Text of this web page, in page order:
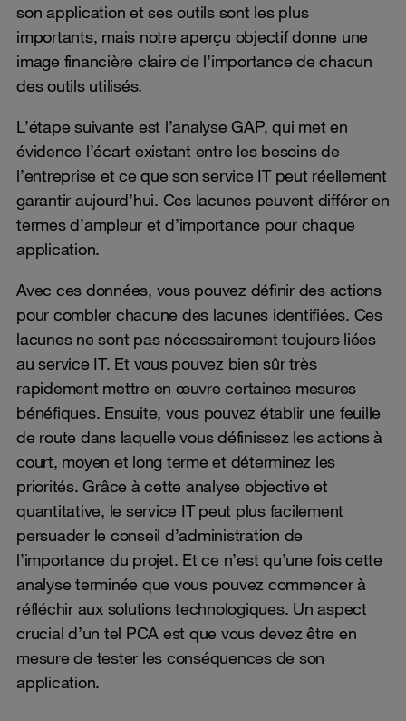
son application et ses outils sont les plus
importants, mais notre aperçu objectif donne une
image financière claire de l’importance de chacun
des outils utilisés.
L’étape suivante est l’analyse GAP, qui met en
évidence l’écart existant entre les besoins de
l’entreprise et ce que son service IT peut réellement
garantir aujourd’hui. Ces lacunes peuvent différer en
termes d’ampleur et d’importance pour chaque
application.
Avec ces données, vous pouvez définir des actions
pour combler chacune des lacunes identifiées. Ces
lacunes ne sont pas nécessairement toujours liées
au service IT. Et vous pouvez bien sûr très
rapidement mettre en œuvre certaines mesures
bénéfiques. Ensuite, vous pouvez établir une feuille
de route dans laquelle vous définissez les actions à
court, moyen et long terme et déterminez les
priorités. Grâce à cette analyse objective et
quantitative, le service IT peut plus facilement
persuader le conseil d’administration de
l’importance du projet. Et ce n’est qu’une fois cette
analyse terminée que vous pouvez commencer à
réfléchir aux solutions technologiques. Un aspect
crucial d’un tel PCA est que vous devez être en
mesure de tester les conséquences de son
application.